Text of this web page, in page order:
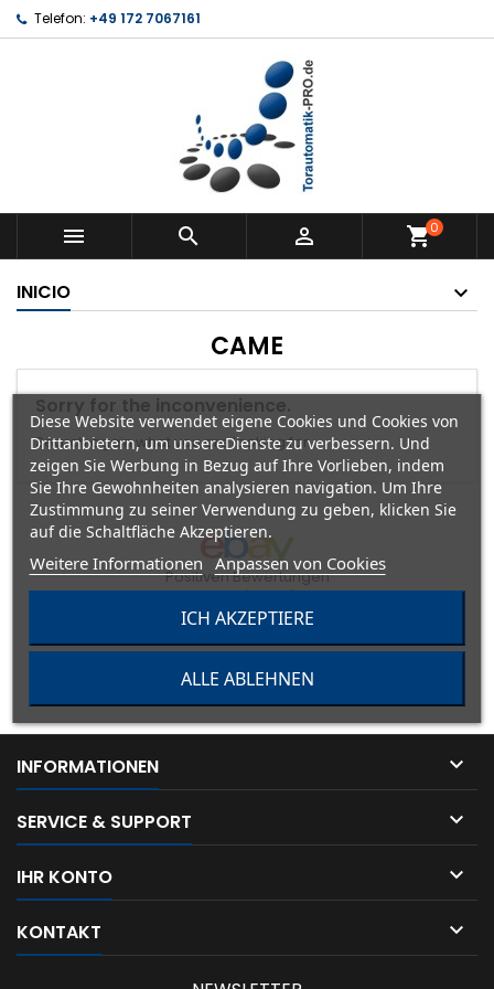
Telefon: +49 172 7067161
   shopping_cart0
INICIO
CAME
Sorry for the inconvenience.
Search again what you are looking for
Positiven Bewertungen
4498 (100 %)
Versandkosten
INFORMATIONEN 
SERVICE & SUPPORT 
IHR KONTO 
KONTAKT 
Diese Website verwendet eigene Cookies und Cookies von
Drittanbietern, um unsereDienste zu verbessern. Und
zeigen Sie Werbung in Bezug auf Ihre Vorlieben, indem
Sie Ihre Gewohnheiten analysieren navigation. Um Ihre
Zustimmung zu seiner Verwendung zu geben, klicken Sie
auf die Schaltfläche Akzeptieren.
Weitere Informationen Anpassen von Cookies
ALLE ABLEHNEN
ICH AKZEPTIERE